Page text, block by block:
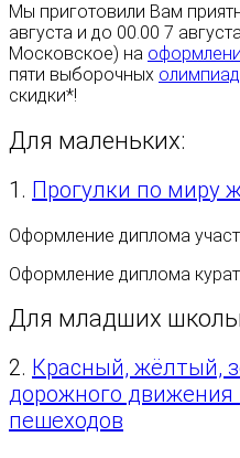
Мы приготовили Вам
августа и до 00.00 7
Московское) на
пяти выборочных
скидки*!
Для маленьких:
1. Прогулки по миру
Оформление диплома
Оформление диплома
Для младших
2. Красный, жёлтый,
дорожного
пешеходов